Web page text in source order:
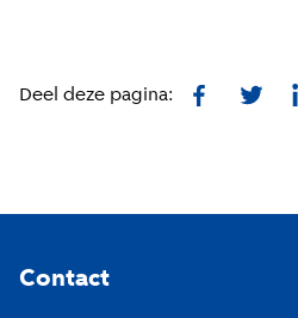
Deel deze pagina: Facebook
Contact